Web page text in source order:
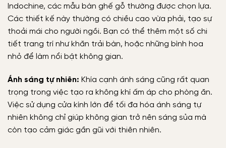
Indochine, các mẫu bàn ghế gỗ thường được chọn lựa.
Các thiết kế này thường có chiều cao vừa phải, tạo sự
thoải mái cho người ngồi. Bạn có thể thêm một số chi
tiết trang trí như khăn trải bàn, hoặc những bình hoa
nhỏ để làm nổi bật không gian.
Ánh sáng tự nhiên: Khía cạnh ánh sáng cũng rất quan
trọng trong việc tạo ra không khí ấm áp cho phòng ăn.
Việc sử dụng cửa kính lớn để tối đa hóa ánh sáng tự
nhiên không chỉ giúp không gian trở nên sáng sủa mà
còn tạo cảm giác gần gũi với thiên nhiên.